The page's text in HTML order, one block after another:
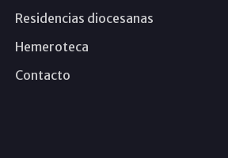
Residencias diocesanas
Hemeroteca
Contacto